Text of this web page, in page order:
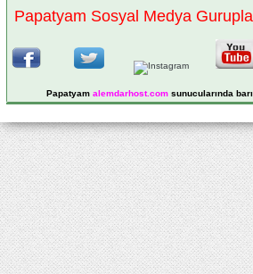
Papatyam Sosyal Medya
Papatyam alemdarhost.comsunucularında